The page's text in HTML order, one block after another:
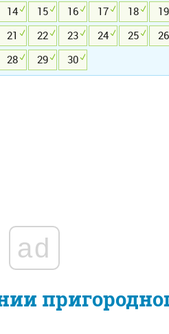
14
15 16 17 18 19
21
22 23 24 25 26
28
29 30
ad